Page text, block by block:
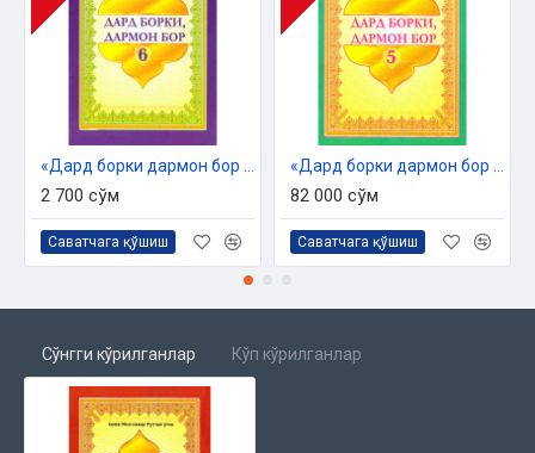
2 700 сўм
Саватчага қўшиш
82 000 сўм
Саватчага қўшиш
Сўнгги кўрилганлар Кўп кўрилганлар